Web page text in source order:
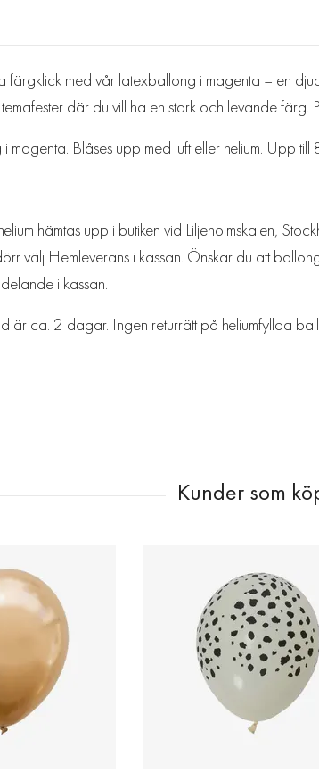
färgklick med vår latexballong i magenta – en
där du vill ha en stark och levande
magenta. Blåses upp med luft eller helium. Upp
hämtas upp i butiken vid Liljeholmskajen,
välj Hemleverans i kassan. Önskar du att
i kassan.
är ca. 2 dagar. Ingen returrätt på heliumfyllda